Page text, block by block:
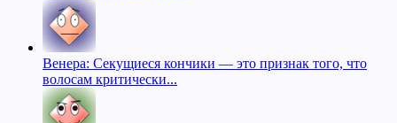
Венера: Секущиеся кончики — это признак того, что
волосам критически...